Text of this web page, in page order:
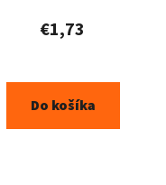
€1,73
Do košíka